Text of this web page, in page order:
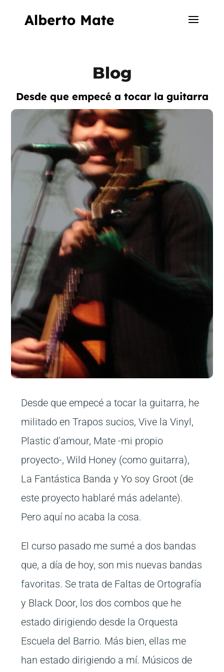
Blog
Desde que empecé a tocar la guitarra
Desde que empecé a tocar la guitarra, he
militado en Trapos sucios, Vive la Vinyl,
Plastic d’amour, Mate -mi propio
proyecto-, Wild Honey (como guitarra),
La Fantástica Banda y Yo soy Groot (de
este proyecto hablaré más adelante).
Pero aquí no acaba la cosa.
El curso pasado me sumé a dos bandas
que, a día de hoy, son mis nuevas bandas
favoritas. Se trata de Faltas de Ortografía
y Black Door, los dos combos que he
estado dirigiendo desde la Orquesta
Escuela del Barrio. Más bien, ellas me
han estado dirigiendo a mí. Músicos de